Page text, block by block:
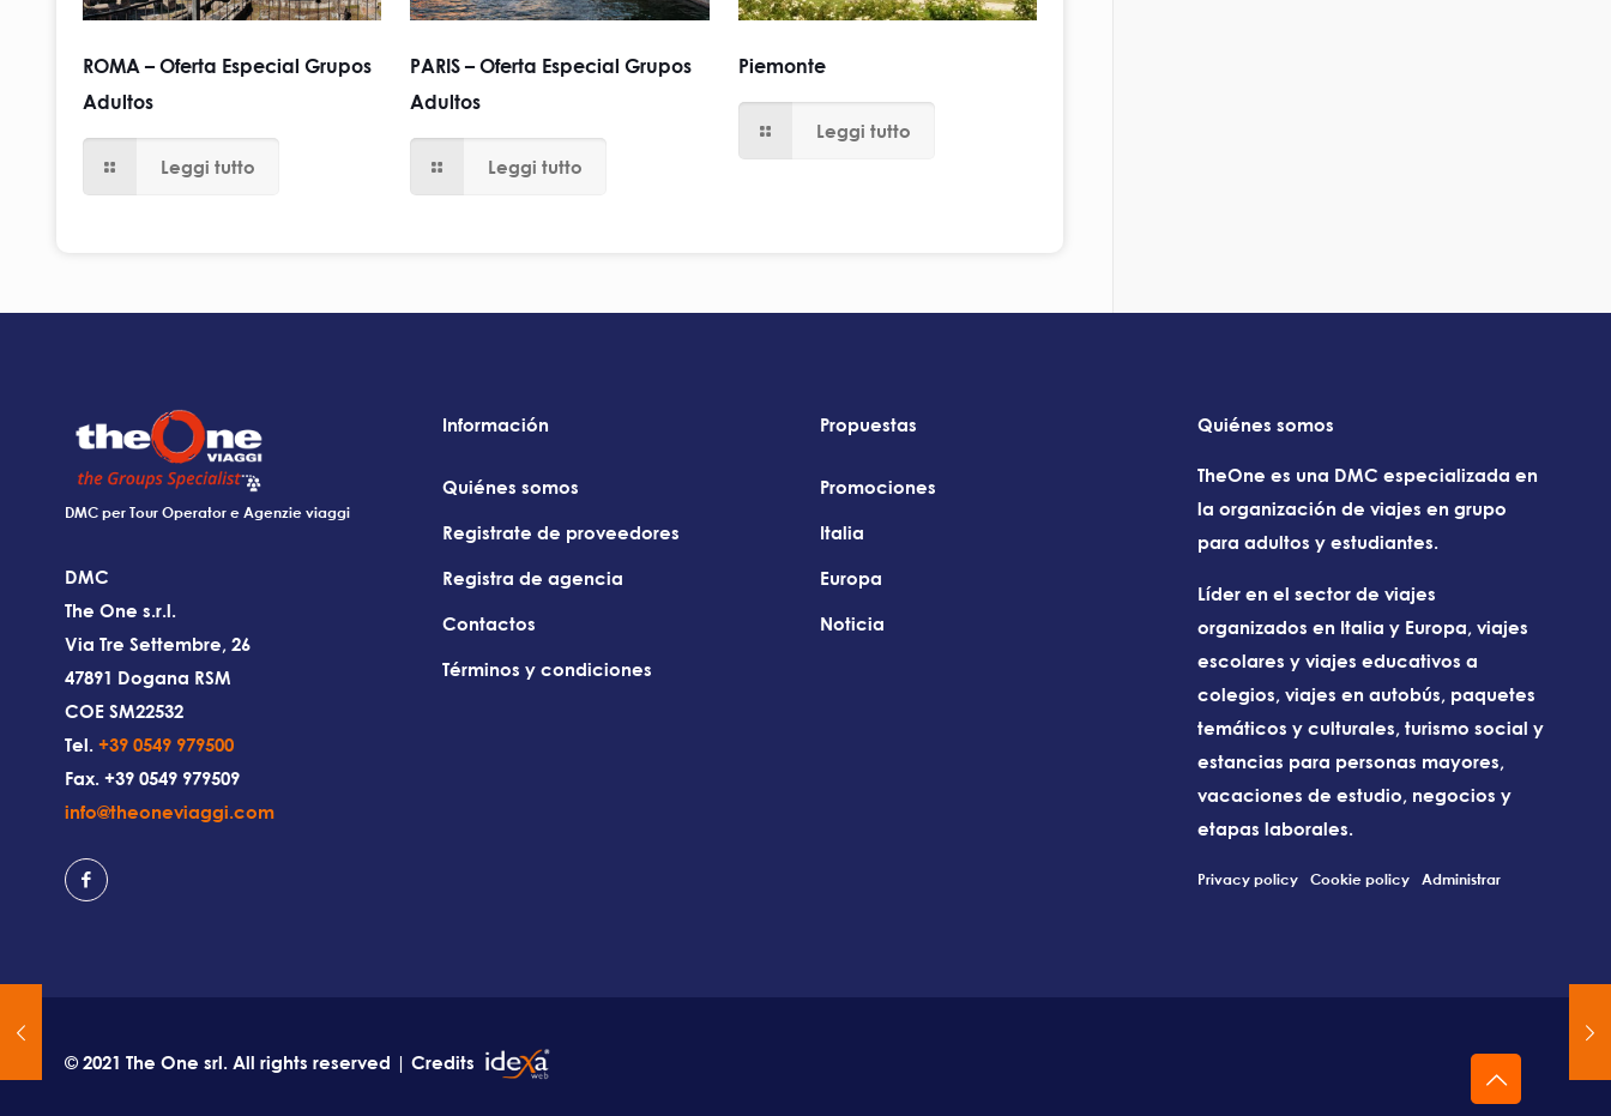
ROMA – Oferta Especial Grupos
Adultos
Leggi tutto
PARIS – Oferta Especial Grupos
Adultos
Leggi tutto
Piemonte
Leggi tutto
DMC per Tour Operator e Agenzie viaggi
DMC
The One s.r.l.
Via Tre Settembre, 26
47891 Dogana RSM
COE SM22532
Tel. +39 0549 979500
Fax. +39 0549 979509
info@theoneviaggi.com
Información
Quiénes somos
Registrate de proveedores
Registra de agencia
Contactos
Términos y condiciones
Propuestas
Promociones
Italia
Europa
Noticia
Quiénes somos
TheOne es una DMC especializada en
la organización de viajes en grupo
para adultos y estudiantes.
Líder en el sector de viajes
organizados en Italia y Europa, viajes
escolares y viajes educativos a
colegios, viajes en autobús, paquetes
temáticos y culturales, turismo social y
estancias para personas mayores,
vacaciones de estudio, negocios y
etapas laborales.
Privacy policy Cookie policy Administrar
© 2021 The One srl. All rights reserved | Credits